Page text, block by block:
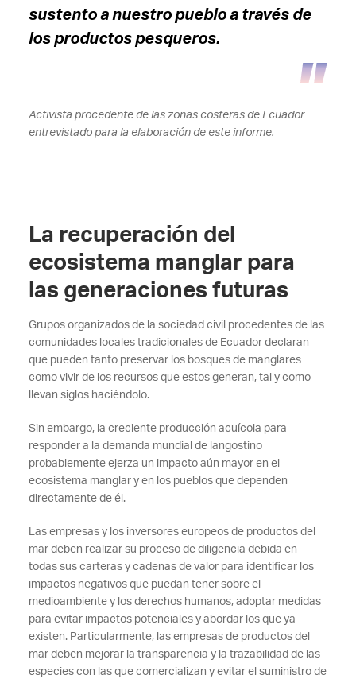
sustento a nuestro pueblo a través de
los productos pesqueros.
Activista procedente de las zonas costeras de Ecuador
entrevistado para la elaboración de este informe.
La recuperación del
ecosistema manglar para
las generaciones futuras
Grupos organizados de la sociedad civil procedentes de las
comunidades locales tradicionales de Ecuador declaran
que pueden tanto preservar los bosques de manglares
como vivir de los recursos que estos generan, tal y como
llevan siglos haciéndolo.
Sin embargo, la creciente producción acuícola para
responder a la demanda mundial de langostino
probablemente ejerza un impacto aún mayor en el
ecosistema manglar y en los pueblos que dependen
directamente de él.
Las empresas y los inversores europeos de productos del
mar deben realizar su proceso de diligencia debida en
todas sus carteras y cadenas de valor para identificar los
impactos negativos que puedan tener sobre el
medioambiente y los derechos humanos, adoptar medidas
para evitar impactos potenciales y abordar los que ya
existen. Particularmente, las empresas de productos del
mar deben mejorar la transparencia y la trazabilidad de las
especies con las que comercializan y evitar el suministro de